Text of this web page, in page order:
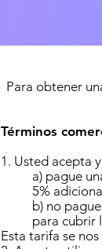
Para obtener
Términos
1. Usted acepta
a) pague
5%
b) no
para cubrir
Esta tarifa se